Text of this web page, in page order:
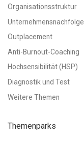
Organisationsstruktur
Unternehmensnachfolge
Outplacement
Anti-Burnout-Coaching
Hochsensibilität (HSP)
Diagnostik und Test
Weitere Themen
Themenparks